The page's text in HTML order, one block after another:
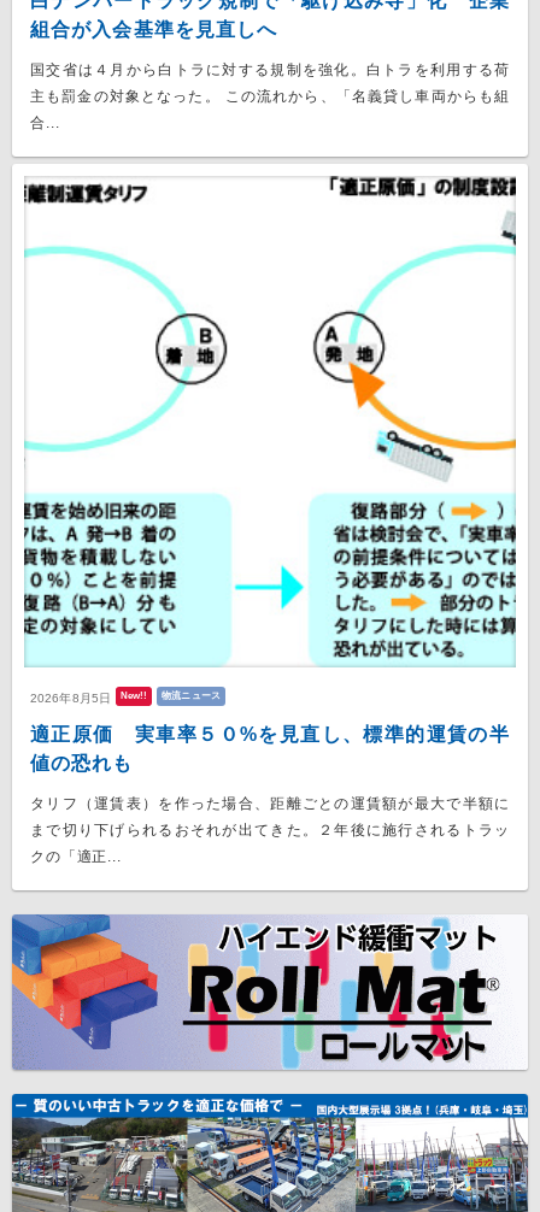
組合が入会基準を見直しへ
国交省は４月から白トラに対する規制を強化。白トラを利用する荷
主も罰金の対象となった。 この流れから、「名義貸し車両からも組
合...
2026年8月5日 New!! 物流ニュース
適正原価 実車率５０%を見直し、標準的運賃の半
値の恐れも
タリフ（運賃表）を作った場合、距離ごとの運賃額が最大で半額に
まで切り下げられるおそれが出てきた。２年後に施行されるトラッ
クの「適正...